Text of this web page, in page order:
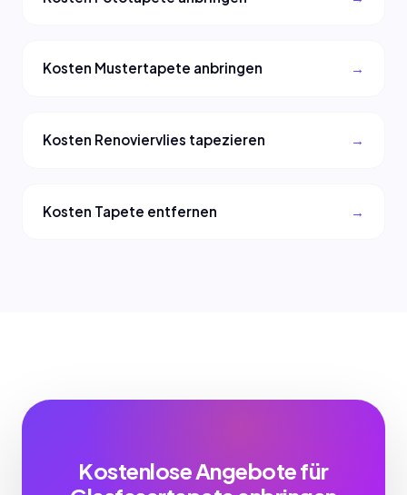
Kosten Mustertapete anbringen
Kosten Renoviervlies tapezieren
Kosten Tapete entfernen
Kostenlose Angebote für